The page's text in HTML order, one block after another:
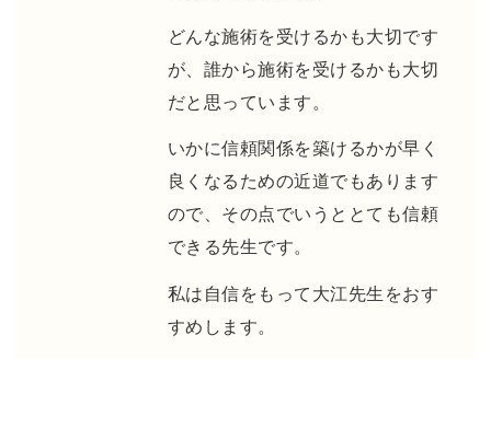
どんな施術を受けるかも大切です
が、誰から施術を受けるかも大切
だと思っています。
いかに信頼関係を築けるかが早く
良くなるための近道でもあります
ので、その点でいうととても信頼
できる先生です。
私は自信をもって大江先生をおす
すめします。